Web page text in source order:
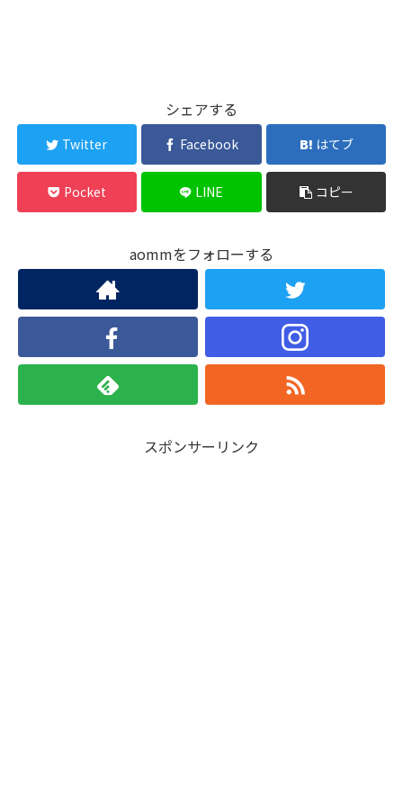
シェアする
Twitter Facebook はてブ
Pocket LINE コピー
aommをフォローする
スポンサーリンク